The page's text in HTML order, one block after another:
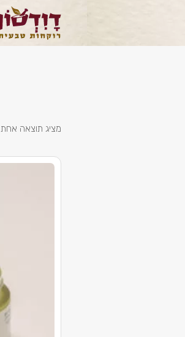
מציג תוצאה אחת